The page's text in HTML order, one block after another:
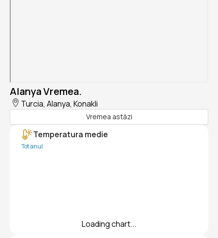
Alanya Vremea.
Turcia, Alanya, Konakli
Vremea astăzi
Temperatura medie
Tot anul
Loading chart...